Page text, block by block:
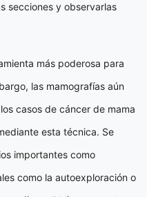
secciones y observarlas
más poderosa para
las mamografías aún
casos de cáncer de mama
esta técnica. Se
importantes como
como la autoexploración o